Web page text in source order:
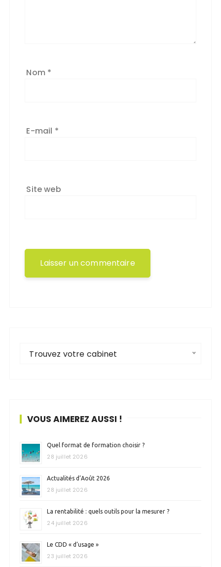
Nom *
E-mail *
Site web
Trouvez votre cabinet
VOUS AIMEREZ AUSSI !
Quel format de formation choisir ?
28 juillet 2026
Actualités d’Août 2026
28 juillet 2026
La rentabilité : quels outils pour la mesurer ?
24 juillet 2026
Le CDD « d’usage »
23 juillet 2026